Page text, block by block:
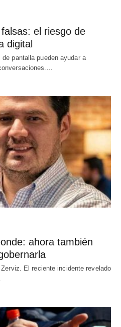
el riesgo de
digital
pantalla pueden ayudar a
ahora también
El reciente incidente revelado